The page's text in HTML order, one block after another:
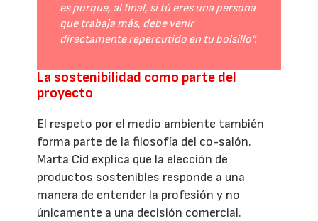
es porque, al final, si tú eres una persona
que trabaja más, debe venir
directamente repercutido en tu bolsillo”.
La sostenibilidad como parte del
proyecto
El respeto por el medio ambiente también
forma parte de la filosofía del co-salón.
Marta Cid explica que la elección de
productos sostenibles responde a una
manera de entender la profesión y no
únicamente a una decisión comercial.